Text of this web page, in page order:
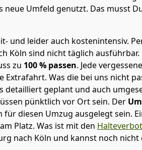
neue Umfeld genutzt. Das musst
und leider auch kostenintensiv.
Köln sind nicht täglich ausführbar.
zu 100 % passen. Jede
Extrafahrt. Was die bei uns nicht
detailliert geplant und auch
pünktlich vor Ort sein. Der
diesen Umzug ausgelegt sein.
Platz. Was ist mit den
nach Köln und kannst noch nicht